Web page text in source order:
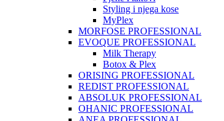
Styling i njega kose
MyPlex
MORFOSE PROFESSIONAL
EVOQUE PROFESSIONAL
Milk Therapy
Botox & Plex
ORISING PROFESSIONAL
REDIST PROFESSIONAL
ABSOLUK PROFESSIONAL
OHANIC PROFESSIONAL